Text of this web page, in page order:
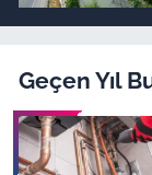
Geçen Yıl